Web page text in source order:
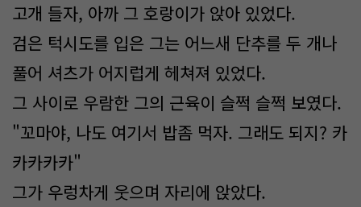
고개 들자, 아까 그 호랑이가 앉아 있었다.
검은 턱시도를 입은 그는 어느새 단추를 두 개나
풀어 셔츠가 어지럽게 헤쳐져 있었다.
그 사이로 우람한 그의 근육이 슬쩍 슬쩍 보였다.
"꼬마야, 나도 여기서 밥좀 먹자. 그래도 되지? 카
카카카카"
그가 우렁차게 웃으며 자리에 앉았다.